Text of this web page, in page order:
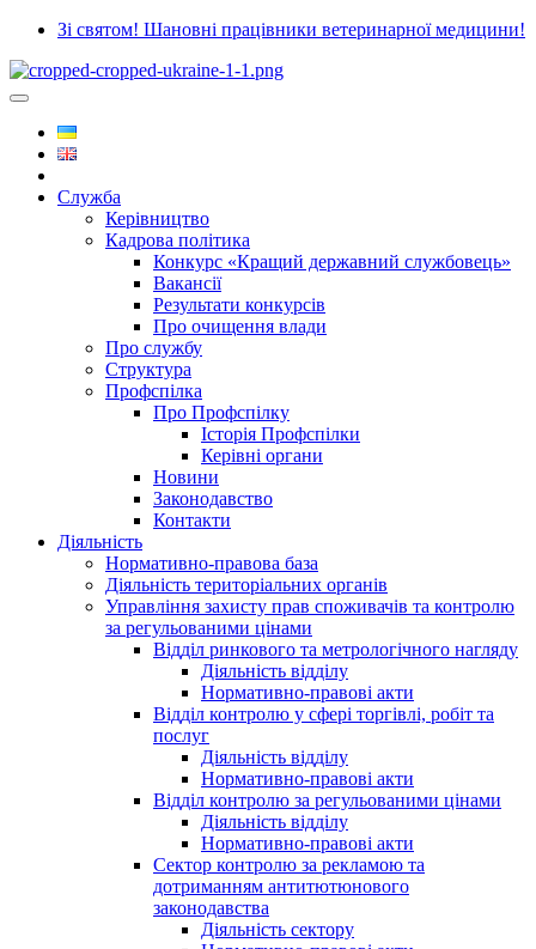
Зі святом! Шановні працівники ветеринарної медицини!
Служба
Керівництво
Кадрова політика
Конкурс «Кращий державний службовець»
Вакансії
Результати конкурсів
Про очищення влади
Про службу
Структура
Профспілка
Про Профспілку
Історія Профспілки
Керівні органи
Новини
Законодавство
Контакти
Діяльність
Нормативно-правова база
Діяльність територіальних органів
Управління захисту прав споживачів та контролю
за регульованими цінами
Відділ ринкового та метрологічного нагляду
Діяльність відділу
Нормативно-правові акти
Відділ контролю у сфері торгівлі, робіт та
послуг
Діяльність відділу
Нормативно-правові акти
Відділ контролю за регульованими цінами
Діяльність відділу
Нормативно-правові акти
Сектор контролю за рекламою та
дотриманням антитютюнового
законодавства
Діяльність сектору